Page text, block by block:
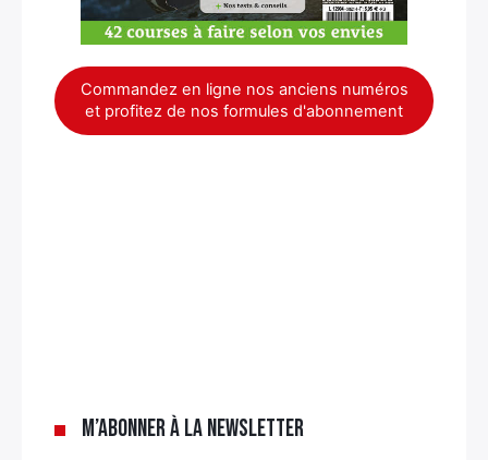
Commandez en ligne nos anciens numéros
et profitez de nos formules d'abonnement
M’abonner à la newsletter